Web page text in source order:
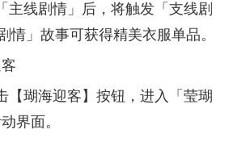
线剧情」后，将触发「支线剧
情」故事可获得精美衣服单品。
瑚海迎客】按钮，进入「莹瑚
界面。